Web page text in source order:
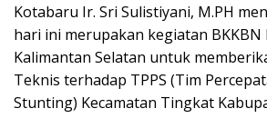
Kotabaru Ir. Sri Sulistiyani, M.PH
hari ini merupakan kegiatan BKKBN
Kalimantan Selatan untuk
Teknis terhadap TPPS (Tim
Stunting) Kecamatan Tingkat